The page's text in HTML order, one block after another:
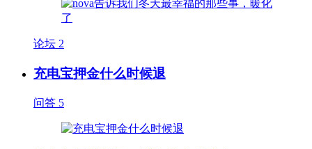
论坛 2
充电宝押金什么时候退
问答 5